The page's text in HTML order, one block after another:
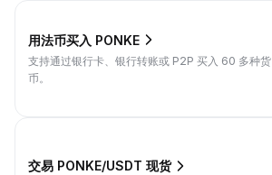
用法币买入 PONKE
支持通过银行卡、银行转账或 P2P 买入 60 多种货
币。
交易 PONKE/USDT 现货